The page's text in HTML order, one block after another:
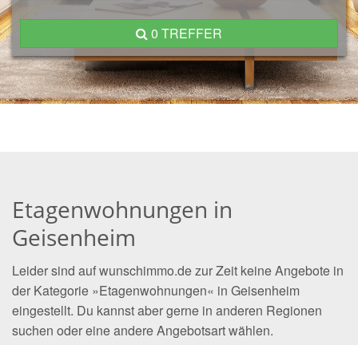
0 TREFFER
Etagenwohnungen in
Geisenheim
Leider sind auf wunschimmo.de zur Zeit keine Angebote in
der Kategorie »Etagenwohnungen« in Geisenheim
eingestellt. Du kannst aber gerne in anderen Regionen
suchen oder eine andere Angebotsart wählen.